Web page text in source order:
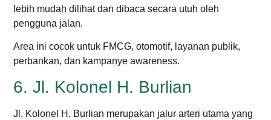
lebih mudah dilihat dan dibaca secara utuh oleh
pengguna jalan.
Area ini cocok untuk FMCG, otomotif, layanan publik,
perbankan, dan kampanye awareness.
6. Jl. Kolonel H. Burlian
Jl. Kolonel H. Burlian merupakan jalur arteri utama yang